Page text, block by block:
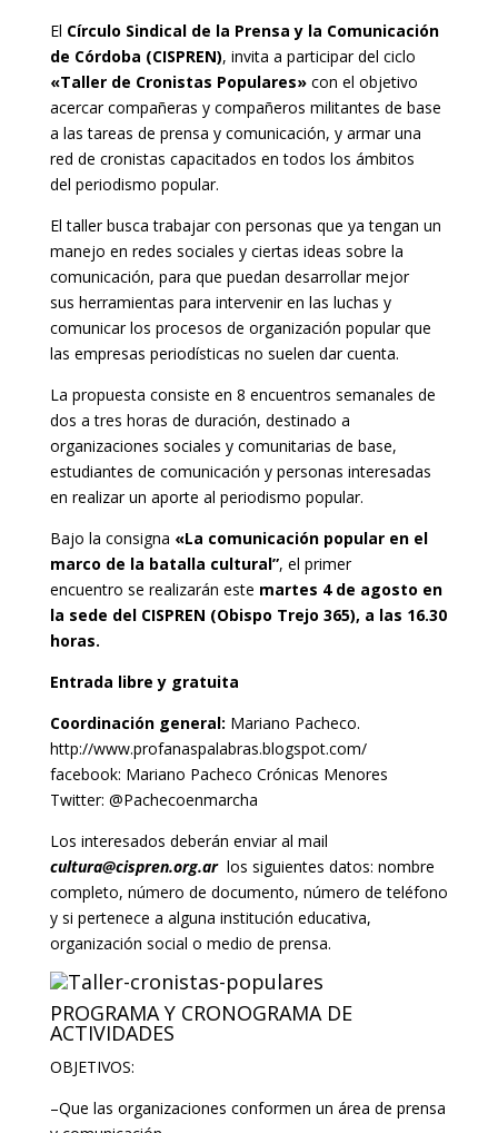
El Círculo Sindical de la Prensa y la Comunicación
de Córdoba (CISPREN), invita a participar del ciclo
«Taller de Cronistas Populares»con el objetivo
acercar compañeras y compañeros militantes de base
a las tareas de prensa y comunicación, y armar una
red de cronistas capacitados en todos los ámbitos
del periodismo popular.
El taller busca trabajar con personas que ya tengan un
manejo en redes sociales y ciertas ideas sobre la
comunicación, para que puedan desarrollar mejor
sus herramientas para intervenir en las luchas y
comunicar los procesos de organización popular que
las empresas periodísticas no suelen dar cuenta.
La propuesta consiste en 8 encuentros semanales de
dos a tres horas de duración, destinado a
organizaciones sociales y comunitarias de base,
estudiantes de comunicación y personas interesadas
en realizar un aporte al periodismo popular.
Bajo la consigna «La comunicación popular en el
marco de la batalla cultural”, el primer
encuentro se realizarán este martes 4 de agosto en
la sede del CISPREN (Obispo Trejo 365), a las 16.30
horas.
Entrada libre y gratuita
Coordinación general: Mariano Pacheco.
http://www.profanaspalabras.blogspot.com/
facebook: Mariano Pacheco Crónicas Menores
Twitter: @Pachecoenmarcha
Los interesados deberán enviar al mail
cultura@cispren.org.arlos siguientes datos: nombre
completo, número de documento, número de teléfono
y si pertenece a alguna institución educativa,
organización social o medio de prensa.
PROGRAMA Y CRONOGRAMA DE
ACTIVIDADES
OBJETIVOS:
–Que las organizaciones conformen un área de prensa